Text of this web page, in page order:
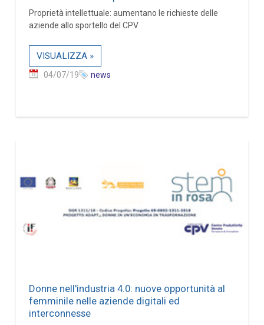
Proprietà intellettuale: aumentano le richieste delle
aziende allo sportello del CPV
VISUALIZZA »
04/07/19 news
Donne nell'industria 4.0: nuove opportunità al
femminile nelle aziende digitali ed
interconnesse